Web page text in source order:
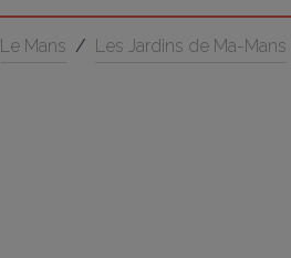
Le Mans / Les Jardins de Ma-Mans